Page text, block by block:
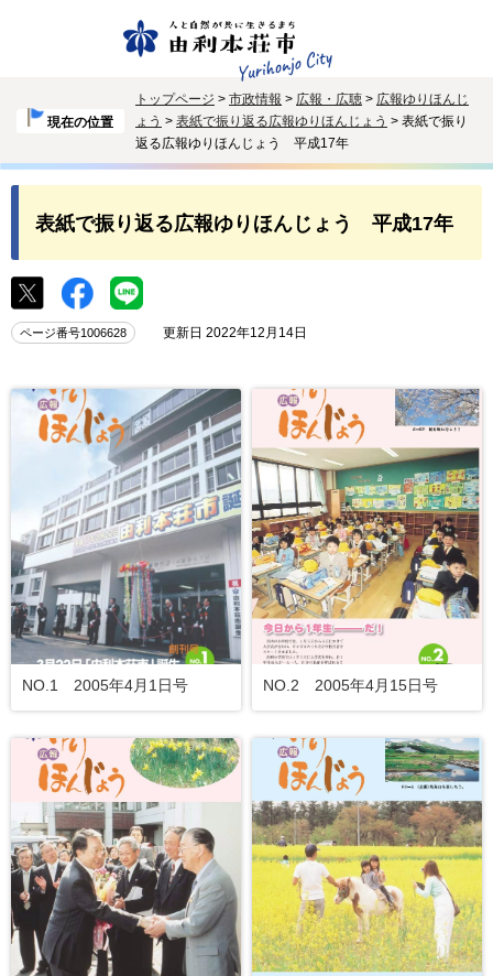
現在の位置
トップページ > 市政情報 > 広報・広聴 > 広報ゆりほんじ
ょう > 表紙で振り返る広報ゆりほんじょう > 表紙で振り
返る広報ゆりほんじょう 平成17年
表紙で振り返る広報ゆりほんじょう 平成17年
ページ番号1006628 更新日 2022年12月14日
NO.1 2005年4月1日号 NO.2 2005年4月15日号